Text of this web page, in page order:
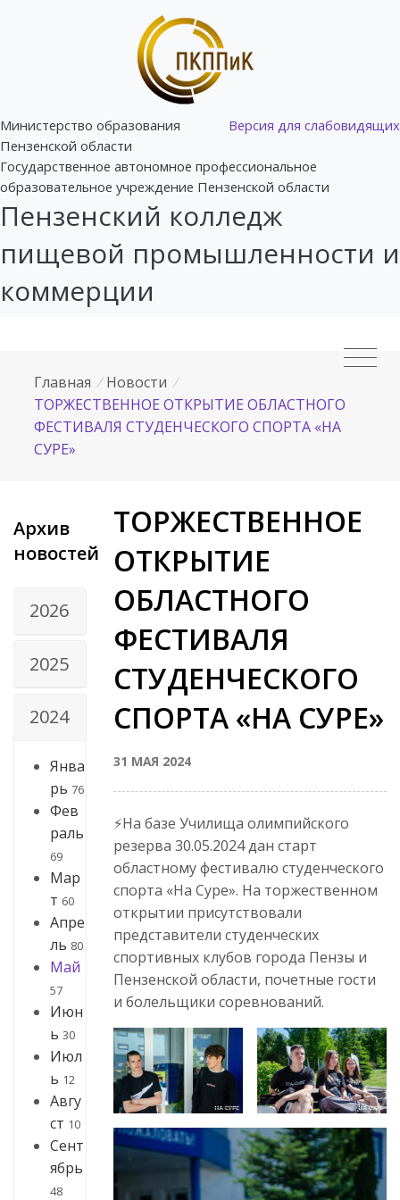
Версия для слабовидящих
Министерство образования
Пензенской области
Государственное автономное профессиональное
образовательное учреждение Пензенской области
Пензенский колледж
пищевой промышленности и
коммерции
Главная / Новости /
ТОРЖЕСТВЕННОЕ ОТКРЫТИЕ ОБЛАСТНОГО
ФЕСТИВАЛЯ СТУДЕНЧЕСКОГО СПОРТА «НА
СУРЕ»
Архив
новостей
2026
2025
2024
Янва
рь 76
Фев
раль
69
Мар
т 60
Апре
ль 80
Май
57
Июн
ь 30
Июл
ь 12
Авгу
ст 10
Сент
ябрь
48
ТОРЖЕСТВЕННОЕ
ОТКРЫТИЕ
ОБЛАСТНОГО
ФЕСТИВАЛЯ
СТУДЕНЧЕСКОГО
СПОРТА «НА СУРЕ»
31 МАЯ 2024
⚡️На базе Училища олимпийского
резерва 30.05.2024 дан старт
областному фестивалю студенческого
спорта «На Суре». На торжественном
открытии присутствовали
представители студенческих
спортивных клубов города Пензы и
Пензенской области, почетные гости
и болельщики соревнований.